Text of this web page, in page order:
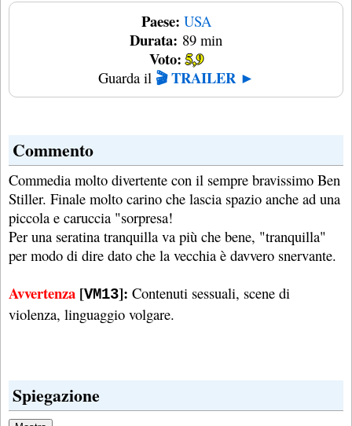
Paese: USA
Durata: 89 min
Voto: 5,9
Guarda il 🎬 TRAILER ►
Commento
Commedia molto divertente con il sempre bravissimo Ben
Stiller. Finale molto carino che lascia spazio anche ad una
piccola e caruccia "sorpresa!
Per una seratina tranquilla va più che bene, "tranquilla"
per modo di dire dato che la vecchia è davvero snervante.
Avvertenza [VM13]: Contenuti sessuali, scene di
violenza, linguaggio volgare.
Spiegazione